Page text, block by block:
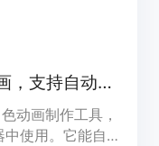
几分钟内为游戏角色制作动画，支持自动分层、简易绑定和动画导出
动画制作工具，
使用。它能自动